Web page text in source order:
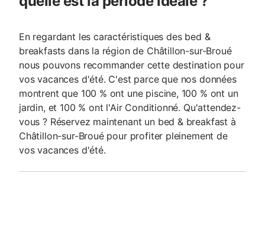
En regardant les caractéristiques des bed &
breakfasts dans la région de Châtillon-sur-Broué
nous pouvons recommander cette destination pour
vos vacances d'été. C'est parce que nos données
montrent que 100 % ont une piscine, 100 % ont un
jardin, et 100 % ont l'Air Conditionné. Qu'attendez-
vous ? Réservez maintenant un bed & breakfast à
Châtillon-sur-Broué pour profiter pleinement de
vos vacances d'été.